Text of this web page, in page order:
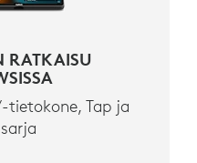
RATKAISU
tietokone, Tap ja